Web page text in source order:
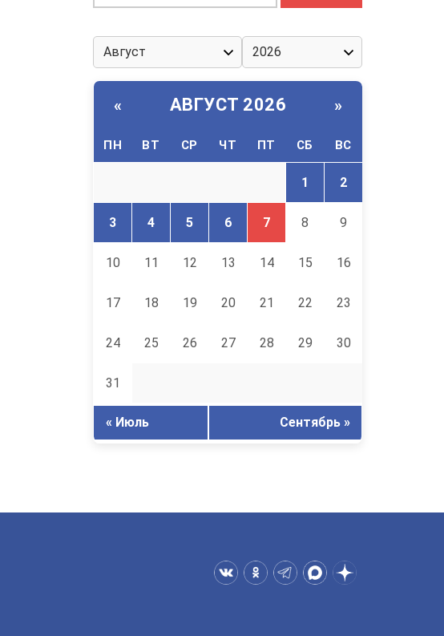
« АВГУСТ 2026 »
ПН ВТ СР ЧТ ПТ СБ ВС
1 2
3 4 5 6 7 8 9
10 11 12 13 14 15 16
17 18 19 20 21 22 23
24 25 26 27 28 29 30
31
« Июль Сентябрь »